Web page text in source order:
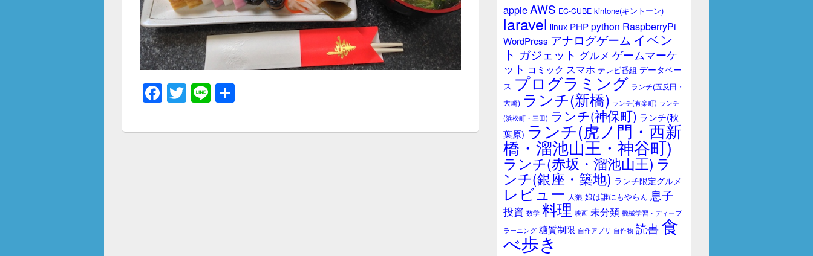
F
c
T
tt
Li
e
ジ
ッ
ト
appleAWS EC-CUBE kintone(キントーン)
laravel linux PHPpython RaspberryPi
WordPress アナログゲーム イベン
ト ガジェット グルメ ゲームマーケ
ット コミック スマホ テレビ番組 データベー
ス プログラミング ランチ(五反田・
大崎) ランチ(新橋) ランチ(有楽町) ランチ
(浜松町・三田) ランチ(神保町) ランチ(秋
葉原) ランチ(虎ノ門・西新
橋・溜池山王・神谷町)
ランチ(赤坂・溜池山王) ラ
ンチ(銀座・築地) ランチ限定グルメ
レビュー 人狼 娘は誰にもやらん 息子
投資 数学 料理 映画 未分類 機械学習・ディープ
ラーニング 糖質制限 自作アプリ 自作物 読書食
べ歩き